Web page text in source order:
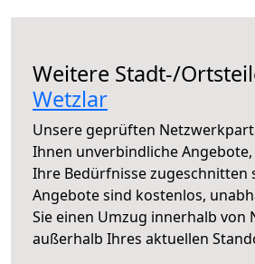
Weitere Stadt-/
Wetzlar
Unsere geprüften
Ihnen unverbindliche
Ihre Bedürfnisse zugeschnitten
Angebote sind kostenlos,
Sie einen Umzug innerhalb von
außerhalb Ihres aktuellen